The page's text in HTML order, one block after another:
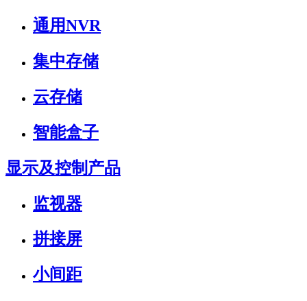
通用NVR
集中存储
云存储
智能盒子
显示及控制产品
监视器
拼接屏
小间距